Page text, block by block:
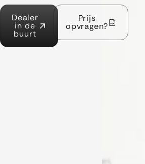
Dealer
in de
buurt
Prijs
opvragen?